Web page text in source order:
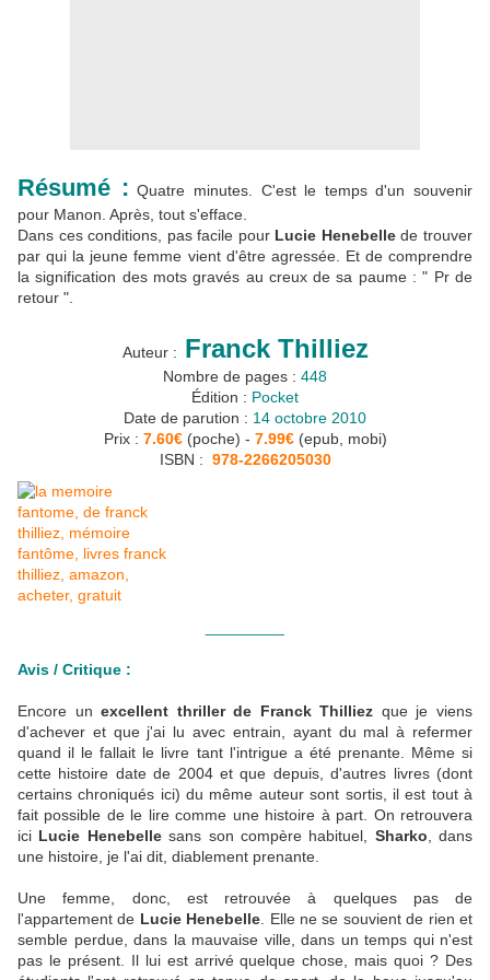
Résumé : Quatre minutes. C'est le temps d'un souvenir
pour Manon. Après, tout s'efface.
Dans ces conditions, pas facile pour Lucie Henebellede trouver
par qui la jeune femme vient d'être agressée. Et de comprendre
la signification des mots gravés au creux de sa paume : " Pr de
retour ".
Auteur : Franck Thilliez
Nombre de pages : 448
Édition : Pocket
Date de parution : 14 octobre 2010
Prix : 7.60€(poche) - 7.99€(epub, mobi)
ISBN : 978-2266205030
Avis / Critique :
Encore unexcellent thriller de Franck Thilliez que je viens
d'achever et que j'ai lu avec entrain, ayant du mal à refermer
quand il le fallait le livre tant l'intrigue a été prenante. Même si
cette histoire date de 2004 et que depuis, d'autres livres (dont
certains chroniqués ici) du même auteur sont sortis, il est tout à
fait possible de le lire comme une histoire à part. On retrouvera
ici Lucie Henebellesans son compère habituel, Sharko , dans
une histoire, je l'ai dit, diablement prenante.
Une femme, donc, est retrouvée à quelques pas de
l'appartement de Lucie Henebelle . Elle ne se souvient de rien et
semble perdue, dans la mauvaise ville, dans un temps qui n'est
pas le présent. Il lui est arrivé quelque chose, mais quoi ? Des